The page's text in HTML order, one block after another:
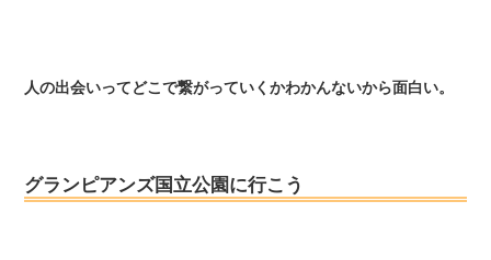
人の出会いってどこで繋がっていくかわかんないから面白い。
グランピアンズ国立公園に行こう